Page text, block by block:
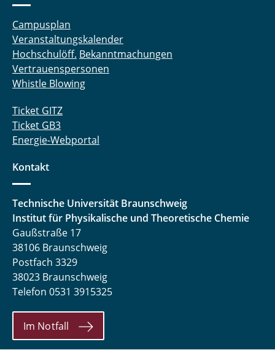
Campusplan
Veranstaltungskalender
Hochschulöff. Bekanntmachungen
Vertrauenspersonen
Whistle Blowing
Ticket GITZ
Ticket GB3
Energie-Webportal
Kontakt
Technische Universität Braunschweig
Institut für Physikalische und Theoretische Chemie
Gaußstraße 17
38106 Braunschweig
Postfach 3329
38023 Braunschweig
Telefon 0531 3915325
Im Notfall